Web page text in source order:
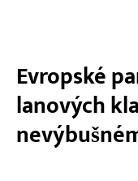
Evropské
lanových